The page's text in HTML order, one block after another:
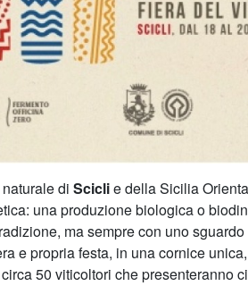
di Sciclie della Sicilia
una produzione biologica o
ma sempre con uno sguardo
e propria festa, in una cornice
50 viticoltori che presenteranno